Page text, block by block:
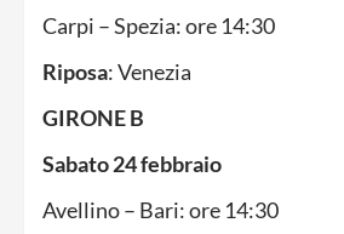
Carpi – Spezia: ore 14:30
Riposa: Venezia
GIRONE B
Sabato 24 febbraio
Avellino – Bari: ore 14:30